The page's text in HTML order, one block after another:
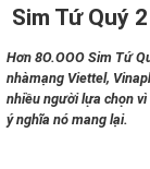
Sim Tứ Quý 2
Hơn 8O.OOO Sim Tứ
nhàmạng Viettel,
nhiều người lựa chọn
ý nghĩa nó mang lại.